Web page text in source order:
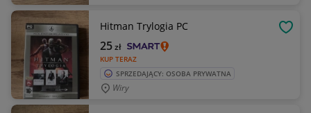
Hitman Trylogia PC
KUP TERAZ
25zł
SPRZEDAJĄCY: OSOBA PRYWATNA
Wiry